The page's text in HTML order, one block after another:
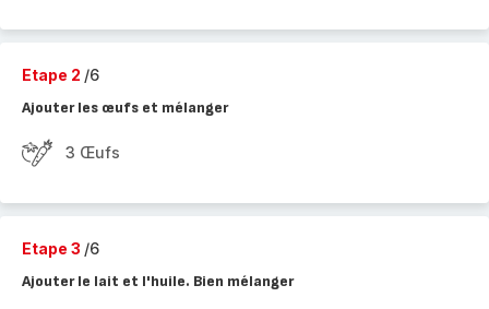
Etape 2 /6
Ajouter les œufs et mélanger
3 Œufs
Etape 3 /6
Ajouter le lait et l'huile. Bien mélanger